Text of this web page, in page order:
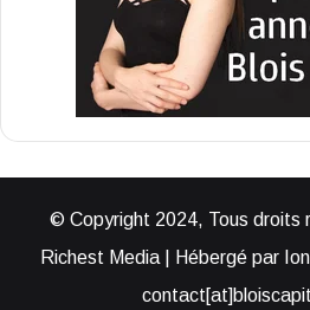
© Copyright 2024, Tous droits
Richest Media | Hébergé par